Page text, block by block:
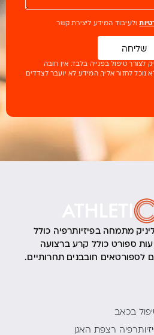
ולעיבוד המידע ליצירת קשר
שליחה
טיפול בפנייה בלבד. אין חובה
נוכל לחזור אליך. המידע לא יועבר לצדדים
מתמחה בפיזיותרפיה כולל
ספורט כולל קרע ברצועה
בכאב
רצפת האגן